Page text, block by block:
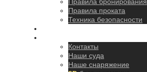
Правила проката
Техника безопасности
Контакты
Наши суда
Наше снаряжение